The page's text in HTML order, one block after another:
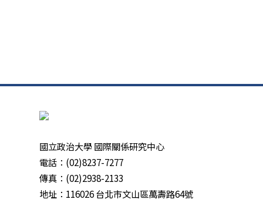
國立政治大學 國際關係研究中心
電話：(02)8237-7277
傳真：(02)2938-2133
地址：116026 台北市文山區萬壽路64號